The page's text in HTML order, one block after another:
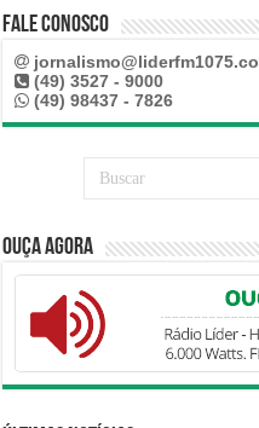
Fale Conosco
(49) 3527 - 9000
(49) 98437 - 7826
Ouça Agora